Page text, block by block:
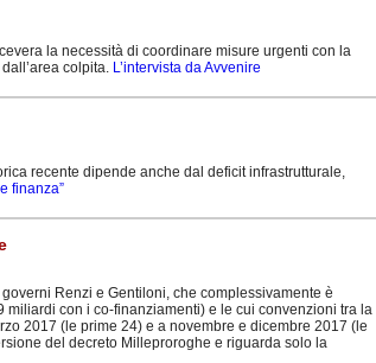
la necessità di coordinare misure urgenti con la
colpita. L’intervista da Avvenire
recente dipende anche dal deficit infrastrutturale,
finanza”
Renzi e Gentiloni, che complessivamente è
con i co-finanziamenti) e le cui convenzioni tra la
2017 (le prime 24) e a novembre e dicembre 2017 (le
del decreto Milleproroghe e riguarda solo la